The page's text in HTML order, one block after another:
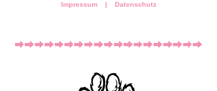
Impressum | Datenschutz